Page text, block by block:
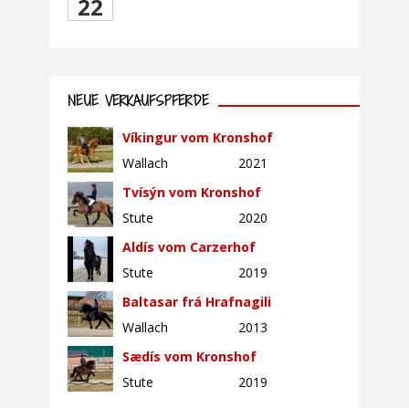
22
NEUE VERKAUFSPFERDE
Víkingur vom Kronshof
Wallach
2021
Tvísýn vom Kronshof
Stute
2020
Aldís vom Carzerhof
Stute
2019
Baltasar frá Hrafnagili
Wallach
2013
Sædís vom Kronshof
Stute
2019